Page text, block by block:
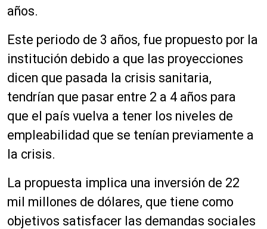
años.
Este periodo de 3 años, fue propuesto por la
institución debido a que las proyecciones
dicen que pasada la crisis sanitaria,
tendrían que pasar entre 2 a 4 años para
que el país vuelva a tener los niveles de
empleabilidad que se tenían previamente a
la crisis.
La propuesta implica una inversión de 22
mil millones de dólares, que tiene como
objetivos satisfacer las demandas sociales